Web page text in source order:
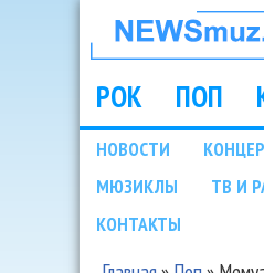
НОВОСТИ
МУЗЫКИ И
ШОУ
Main
РОК ПОП
НОВОСТИ
МЮЗИКЛЫ
ТВ И
КОНТАКТЫ